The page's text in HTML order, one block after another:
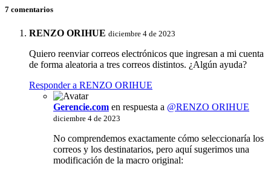
7 comentarios
RENZO ORIHUE diciembre 4 de 2023
Quiero reenviar correos electrónicos que ingresan a mi cuenta
de forma aleatoria a tres correos distintos. ¿Algún ayuda?
Responder a RENZO ORIHUE
Gerencie.com en respuesta a @RENZO ORIHUE
diciembre 4 de 2023
No comprendemos exactamente cómo seleccionaría los
correos y los destinatarios, pero aquí sugerimos una
modificación de la macro original: